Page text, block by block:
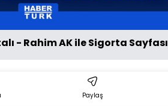
- Rahim AK ile Sigorta Sayfası
Paylaş